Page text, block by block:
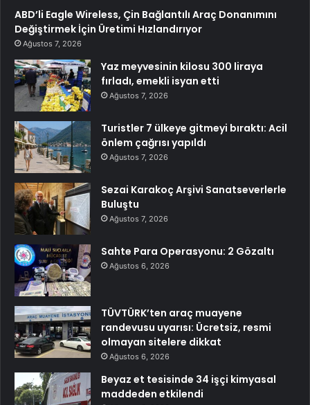
ABD’li Eagle Wireless, Çin Bağlantılı Araç Donanımını
Değiştirmek İçin Üretimi Hızlandırıyor
Ağustos 7, 2026
Yaz meyvesinin kilosu 300 liraya
fırladı, emekli isyan etti
Ağustos 7, 2026
Turistler 7 ülkeye gitmeyi bıraktı: Acil
önlem çağrısı yapıldı
Ağustos 7, 2026
Sezai Karakoç Arşivi Sanatseverlerle
Buluştu
Ağustos 7, 2026
Sahte Para Operasyonu: 2 Gözaltı
Ağustos 6, 2026
TÜVTÜRK’ten araç muayene
randevusu uyarısı: Ücretsiz, resmi
olmayan sitelere dikkat
Ağustos 6, 2026
Beyaz et tesisinde 34 işçi kimyasal
maddeden etkilendi